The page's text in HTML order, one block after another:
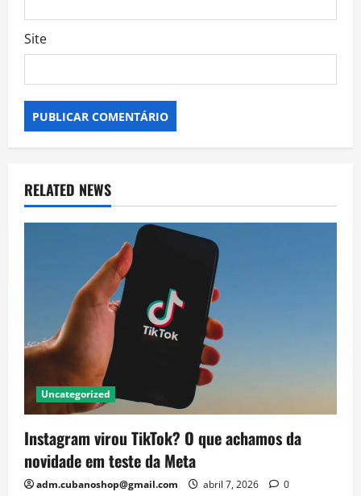
Site
RELATED NEWS
Uncategorized
Instagram virou TikTok? O que achamos da
novidade em teste da Meta
adm.cubanoshop@gmail.com abril 7, 2026
0